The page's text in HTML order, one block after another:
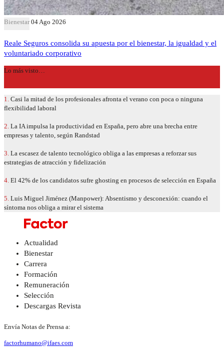
Bienestar 04 Ago 2026
Reale Seguros consolida su apuesta por el bienestar, la igualdad y el
voluntariado corporativo
Lo más visto…
1. Casi la mitad de los profesionales afronta el verano con poca o ninguna
flexibilidad laboral
2. La IA impulsa la productividad en España, pero abre una brecha entre
empresas y talento, según Randstad
3. La escasez de talento tecnológico obliga a las empresas a reforzar sus
estrategias de atracción y fidelización
4. El 42% de los candidatos sufre ghosting en procesos de selección en España
5. Luis Miguel Jiménez (Manpower): Absentismo y desconexión: cuando el
síntoma nos obliga a mirar el sistema
Actualidad
Bienestar
Carrera
Formación
Remuneración
Selección
Descargas Revista
Envía Notas de Prensa a:
factorhumano@ifaes.com